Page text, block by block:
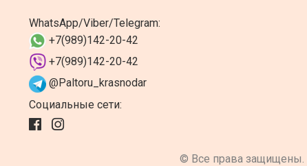
WhatsApp/Viber/Telegram:
+7(989)142-20-42
+7(989)142-20-42
@Paltoru_krasnodar
Социальные сети:
© Все права защищены.